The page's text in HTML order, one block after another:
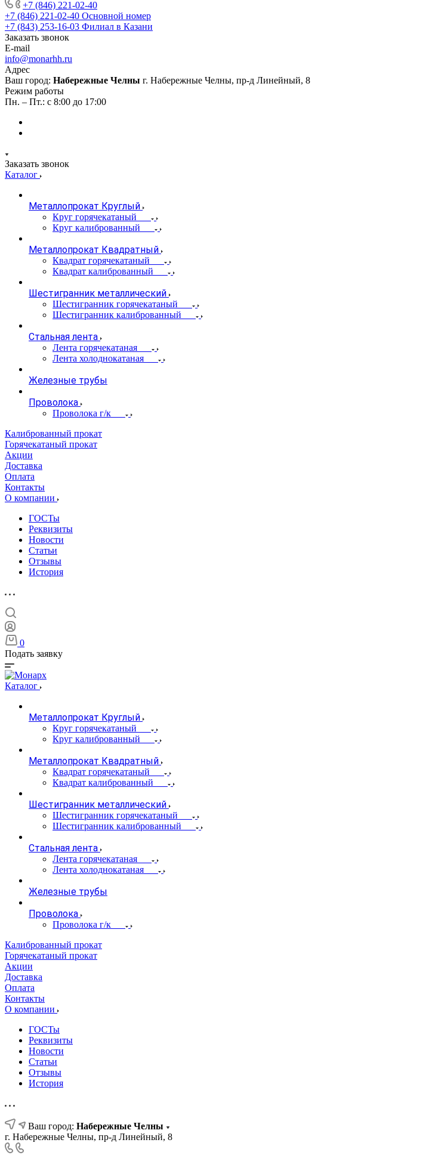
+7 (846) 221-02-40
+7 (846) 221-02-40 Основной номер
+7 (843) 253-16-03 Филиал в Казани
Заказать звонок
E-mail
info@monarhh.ru
Адрес
Ваш город: Набережные Челны г. Набережные Челны, пр-д Линейный, 8
Режим работы
Пн. – Пт.: с 8:00 до 17:00
Заказать звонок
Каталог
Металлопрокат Круглый
Круг горячекатаный
Круг калиброванный
Металлопрокат Квадратный
Квадрат горячекатаный
Квадрат калиброванный
Шестигранник металлический
Шестигранник горячекатаный
Шестигранник калиброванный
Стальная лента
Лента горячекатаная
Лента холоднокатаная
Железные трубы
Проволока
Проволока г/к
Калиброванный прокат
Горячекатаный прокат
Акции
Доставка
Оплата
Контакты
О компании
ГОСТы
Реквизиты
Новости
Статьи
Отзывы
История
0
Подать заявку
Каталог
Металлопрокат Круглый
Круг горячекатаный
Круг калиброванный
Металлопрокат Квадратный
Квадрат горячекатаный
Квадрат калиброванный
Шестигранник металлический
Шестигранник горячекатаный
Шестигранник калиброванный
Стальная лента
Лента горячекатаная
Лента холоднокатаная
Железные трубы
Проволока
Проволока г/к
Калиброванный прокат
Горячекатаный прокат
Акции
Доставка
Оплата
Контакты
О компании
ГОСТы
Реквизиты
Новости
Статьи
Отзывы
История
Ваш город: Набережные Челны
г. Набережные Челны, пр-д Линейный, 8